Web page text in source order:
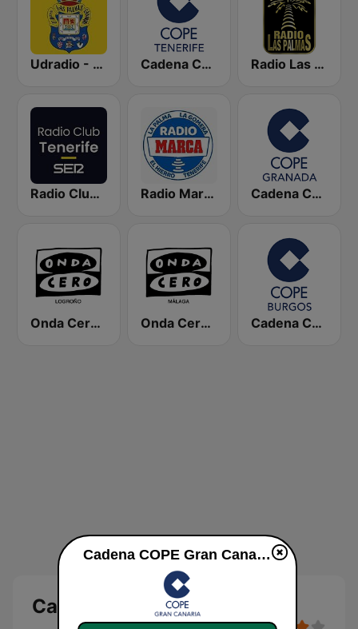
Udradio - U.D. Las Palmas Cadena COPE Tenerife Radio Las Palmas
Radio Club Tenerife SER Radio Marca Tenerife Cadena COPE Granada
Onda Cero Logroño Onda Cero Málaga Cadena COPE Burgos
Cadena COPE Gran Canaria
Cadena COPE Gran Canaria live luisteren